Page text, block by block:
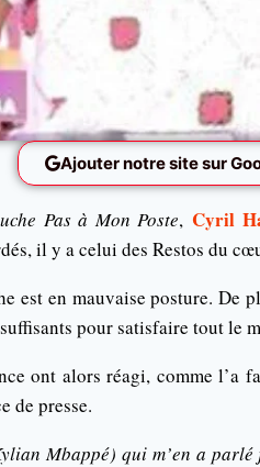
Ajouter notre site sur
Pas à Mon Poste,Cyril
il y a celui des Restos du
est en mauvaise posture. De
pour satisfaire tout le
ont alors réagi, comme l’a
de presse.
Mbappé) qui m’en a parlé